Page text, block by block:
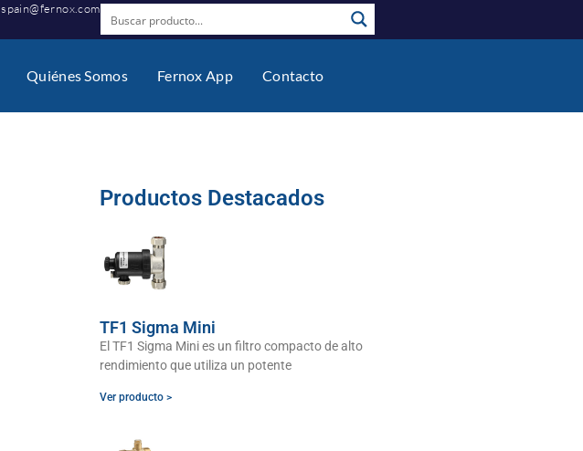
spain@fernox.com
Quiénes Somos Fernox App Contacto
Productos Destacados
TF1 Sigma Mini
El TF1 Sigma Mini es un filtro compacto de alto
rendimiento que utiliza un potente
Ver producto >